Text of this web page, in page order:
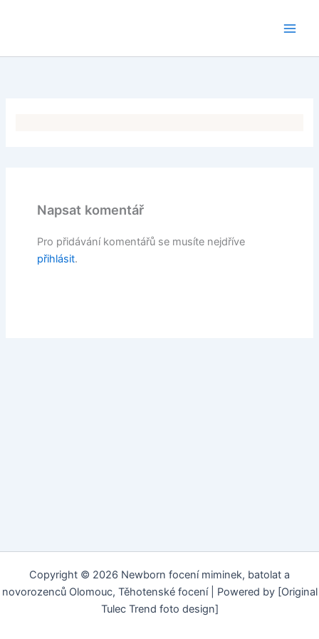
Napsat komentář
Pro přidávání komentářů se musíte nejdříve
přihlásit.
Copyright © 2026 Newborn focení miminek, batolat a
novorozenců Olomouc, Těhotenské focení | Powered by [Original
Tulec Trend foto design]